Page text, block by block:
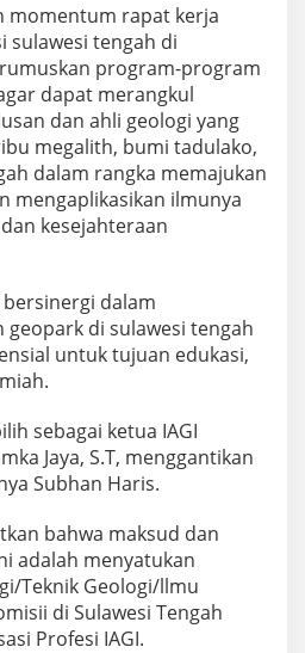
momentum rapat kerja
sulawesi tengah di
program-program
dapat merangkul
dan ahli geologi yang
megalith, bumi tadulako,
dalam rangka memajukan
mengaplikasikan ilmunya
kesejahteraan
dalam
geopark di sulawesi tengah
untuk tujuan edukasi,
sebagai ketua IAGI
Jaya, S.T, menggantikan
Subhan Haris.
bahwa maksud dan
adalah menyatukan
Teknik Geologi/llmu
di Sulawesi Tengah
Profesi IAGI.